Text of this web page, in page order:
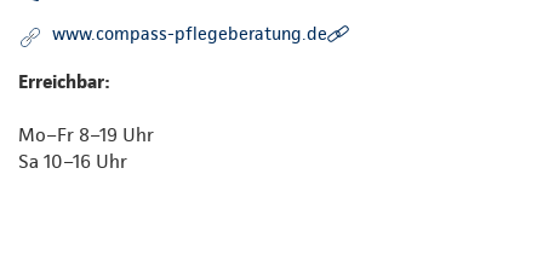
www.compass-pflegeberatung.de
Erreichbar:
Mo–Fr 8–19 Uhr
Sa 10–16 Uhr